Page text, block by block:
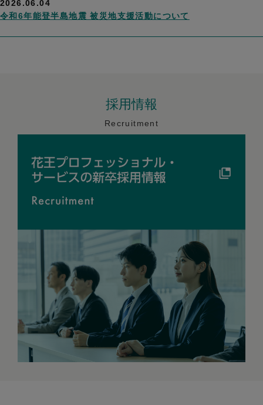
2026.06.04
令和6年能登半島地震 被災地支援活動について
採用情報
Recruitment